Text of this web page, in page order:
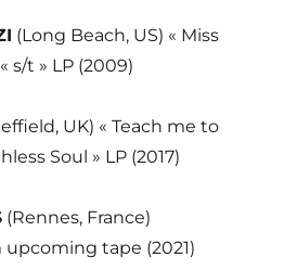
(Long Beach, US) « Miss
s/t » LP (2009)
UK) « Teach me to
Soul » LP (2017)
(Rennes, France)
tape (2021)